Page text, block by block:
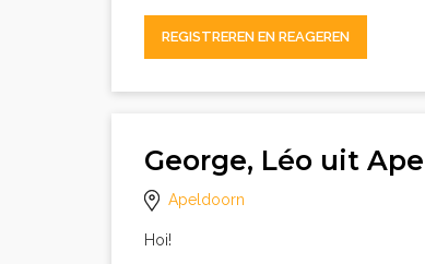
REGISTREREN EN REAGEREN
George, Léo uit
Apeldoorn
Hoi!